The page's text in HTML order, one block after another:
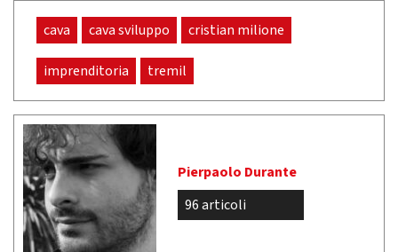
cava cava sviluppo cristian milione
imprenditoria tremil
Pierpaolo Durante
96 articoli